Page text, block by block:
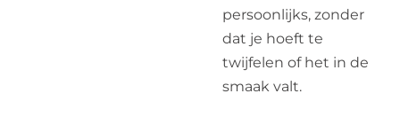
persoonlijks, zonder
dat je hoeft te
twijfelen of het in de
smaak valt.